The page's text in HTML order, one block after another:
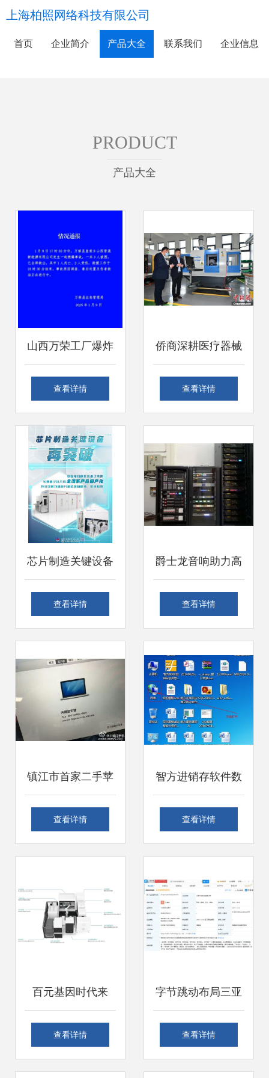
上海柏照网络科技有限公司
首页 企业简介 产品大全 联系我们 企业信息
PRODUCT
产品大全
山西万荣工厂爆炸
致一死两伤 安全警
行业软硬件供应链
或受影响
查看详情
侨商深耕医疗器械
行业二十载 自主品
查看详情
芯片制造关键设备
再突破，离子注入
国产化
查看详情
爵士龙音响助力高
州会堂，科技赋能
查看详情
镇江市首家二手苹
果电脑零售店 这样
查看详情
智方进销存软件数
据库共享与客户端
查看详情
百元基因时代来
临，国产设备市场
查看详情
字节跳动布局三亚
飞书科技公司成
查看详情